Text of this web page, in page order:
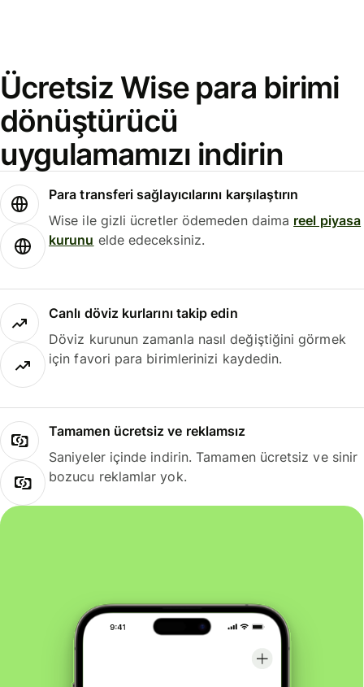
Ücretsiz Wise para birimi
dönüştürücü
uygulamamızı indirin
Para transferi sağlayıcılarını karşılaştırın
Wise ile gizli ücretler ödemeden daima reel piyasa
kurunu elde edeceksiniz.
Canlı döviz kurlarını takip edin
Döviz kurunun zamanla nasıl değiştiğini görmek
için favori para birimlerinizi kaydedin.
Tamamen ücretsiz ve reklamsız
Saniyeler içinde indirin. Tamamen ücretsiz ve sinir
bozucu reklamlar yok.